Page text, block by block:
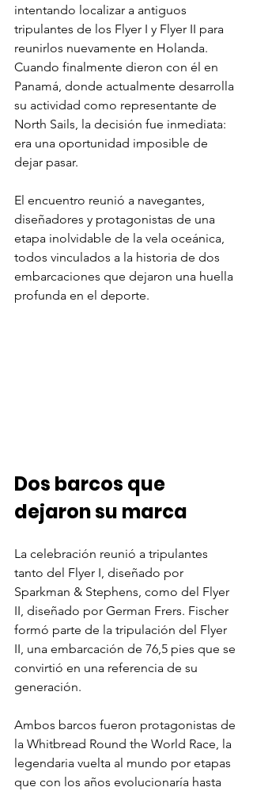
intentando localizar a antiguos
tripulantes de los Flyer I y Flyer II para
reunirlos nuevamente en Holanda.
Cuando finalmente dieron con él en
Panamá, donde actualmente desarrolla
su actividad como representante de
North Sails, la decisión fue inmediata:
era una oportunidad imposible de
dejar pasar.
El encuentro reunió a navegantes,
diseñadores y protagonistas de una
etapa inolvidable de la vela oceánica,
todos vinculados a la historia de dos
embarcaciones que dejaron una huella
profunda en el deporte.
Dos barcos que
dejaron su marca
La celebración reunió a tripulantes
tanto del Flyer I, diseñado por
Sparkman & Stephens, como del Flyer
II, diseñado por German Frers. Fischer
formó parte de la tripulación del Flyer
II, una embarcación de 76,5 pies que se
convirtió en una referencia de su
generación.
Ambos barcos fueron protagonistas de
la Whitbread Round the World Race, la
legendaria vuelta al mundo por etapas
que con los años evolucionaría hasta